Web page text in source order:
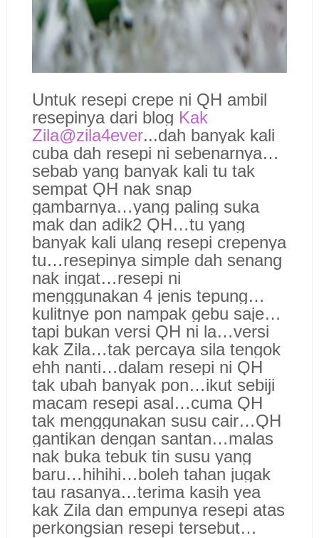
Untuk resepi crepe ni QH ambil
resepinya dari blog Kak
Zila@zila4ever...dah banyak kali
cuba dah resepi ni sebenarnya…
sebab yang banyak kali tu tak
sempat QH nak snap
gambarnya…yang paling suka
mak dan adik2 QH…tu yang
banyak kali ulang resepi crepenya
tu…resepinya simple dah senang
nak ingat…resepi ni
menggunakan 4 jenis tepung…
kulitnye pon nampak gebu saje…
tapi bukan versi QH ni la…versi
kak Zila…tak percaya sila tengok
ehh nanti…dalam resepi ni QH
tak ubah banyak pon…ikut sebiji
macam resepi asal…cuma QH
tak menggunakan susu cair…QH
gantikan dengan santan…malas
nak buka tebuk tin susu yang
baru…hihihi…boleh tahan jugak
tau rasanya…terima kasih yea
kak Zila dan empunya resepi atas
perkongsian resepi tersebut…